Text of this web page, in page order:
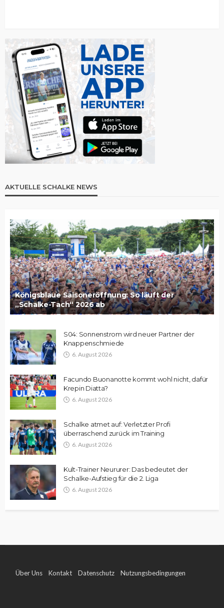
AKTUELLE SCHALKE NEWS
Königsblaue Saisoneröffnung: So läuft der
„Schalke-Tach“ 2026 ab
S04: Sonnenstrom wird neuer Partner der
Knappenschmiede
6. August 2026
Facundo Buonanotte kommt wohl nicht, dafür
Krepin Diatta?
6. August 2026
Schalke atmet auf: Verletzter Profi
überraschend zurück im Training
6. August 2026
Kult-Trainer Neururer: Das bedeutet der
Schalke-Aufstieg für die 2. Liga
6. August 2026
Über Uns Kontakt Datenschutz Nutzungsbedingungen